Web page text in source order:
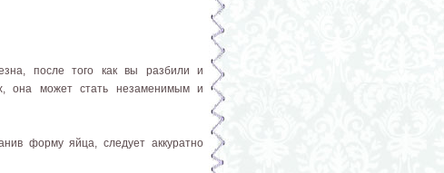
после того как вы разбили и
она может стать незаменимым и
форму яйца, следует аккуратно